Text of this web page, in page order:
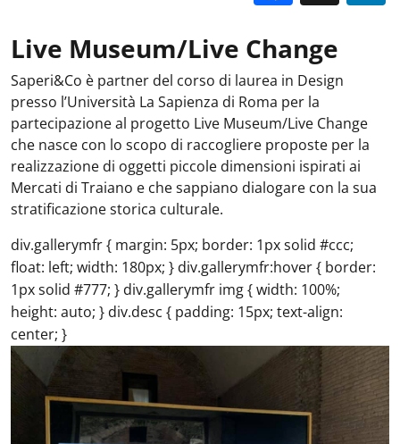
Live Museum/Live Change
Saperi&Co è partner del corso di laurea in Design
presso l’Università La Sapienza di Roma per la
partecipazione al progetto Live Museum/Live Change
che nasce con lo scopo di raccogliere proposte per la
realizzazione di oggetti piccole dimensioni ispirati ai
Mercati di Traiano e che sappiano dialogare con la sua
stratificazione storica culturale.
div.gallerymfr { margin: 5px; border: 1px solid #ccc;
float: left; width: 180px; } div.gallerymfr:hover { border:
1px solid #777; } div.gallerymfr img { width: 100%;
height: auto; } div.desc { padding: 15px; text-align:
center; }